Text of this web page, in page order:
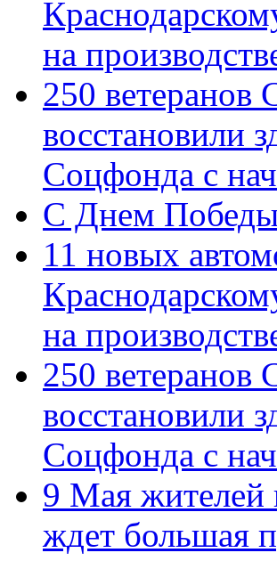
на
250 ветеранов
восстановили
Соцфонда с
С Днем
11 новых
на
250 ветеранов
восстановили
Соцфонда с
9 Мая жителей
ждет большая